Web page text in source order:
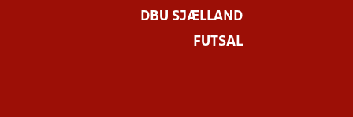
DBU SJÆLLAND
FUTSAL